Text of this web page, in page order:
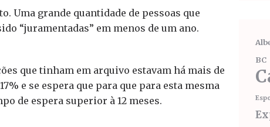
Uma grande quantidade de pessoas que
“juramentadas” em menos de um ano.
que tinham em arquivo estavam há mais de
e se espera que para que para esta mesma
de espera superior à 12 meses.
BC